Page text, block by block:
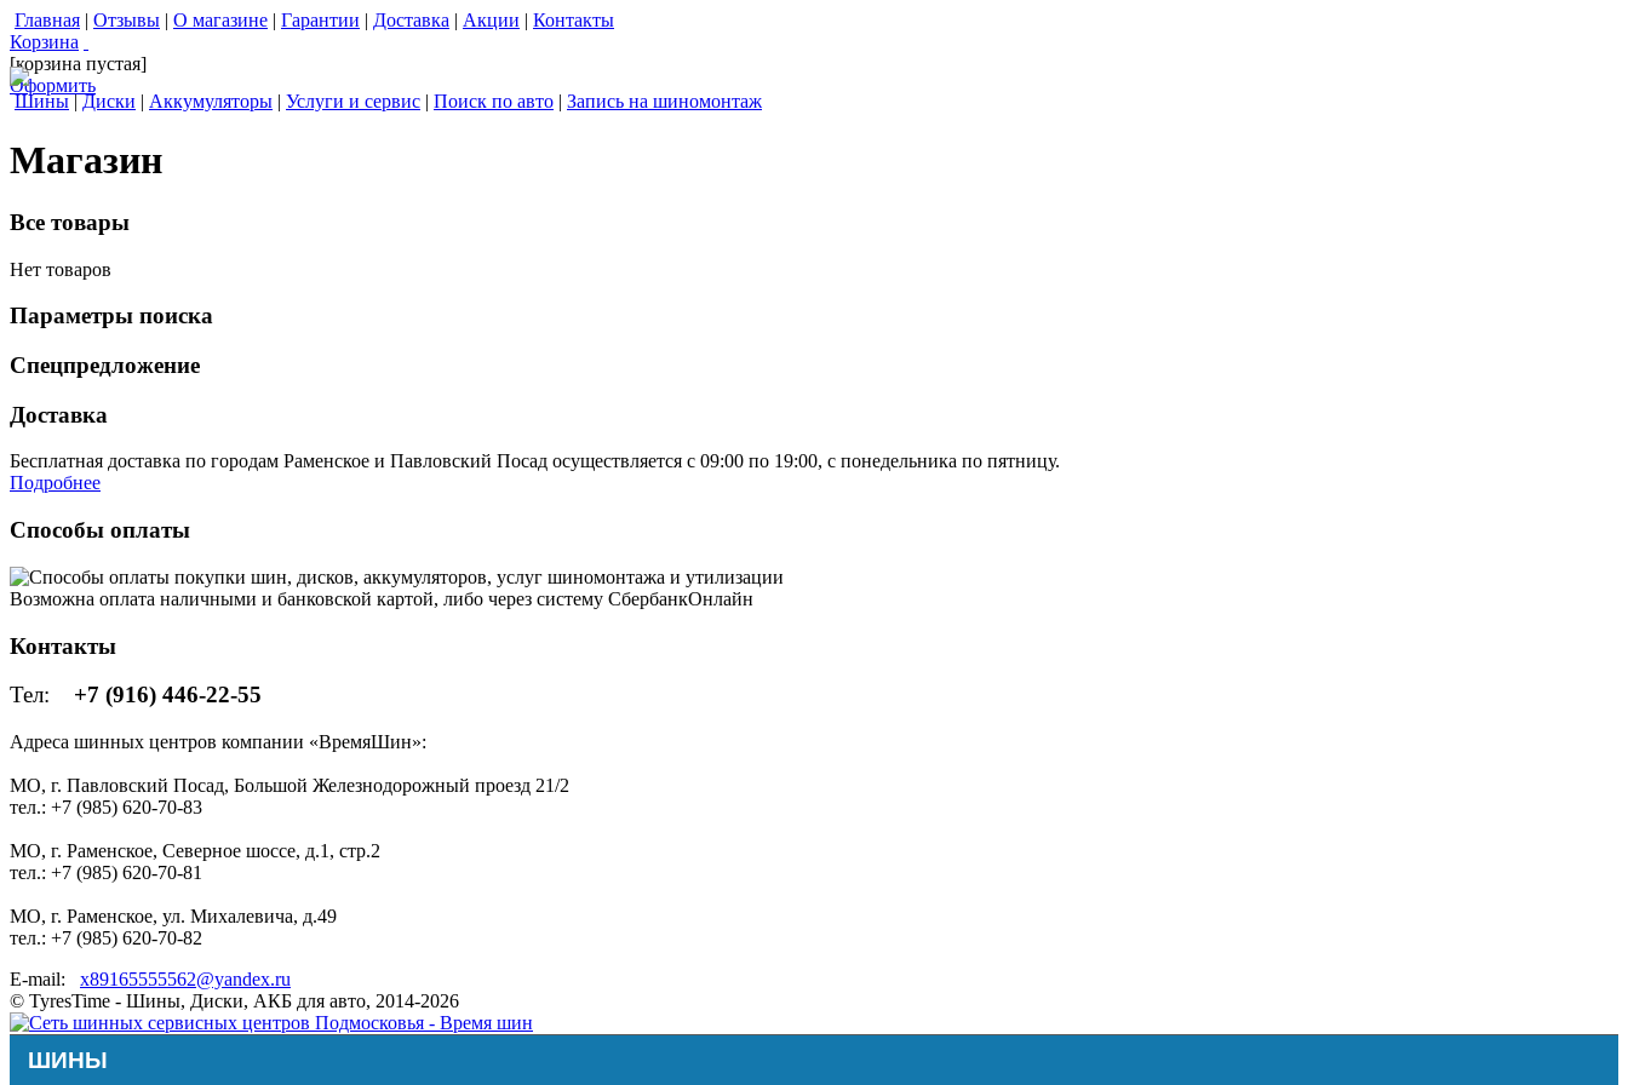
Главная | Отзывы | О магазине | Гарантии | Доставка | Акции | Контакты
Корзина
[корзина пустая]
Оформить
Шины | Диски | Аккумуляторы | Услуги и сервис | Поиск по авто | Запись на шиномонтаж
Магазин
Все товары
Нет товаров
Параметры поиска
Спецпредложение
Доставка
Бесплатная доставка по городам Раменское и Павловский Посад осуществляется с 09:00 по 19:00, с понедельника по пятницу.
Подробнее
Способы оплаты
Возможна оплата наличными и банковской картой, либо через систему СбербанкОнлайн
Контакты
Тел: +7 (916) 446-22-55
Адреса шинных центров компании «ВремяШин»:
МО, г. Павловский Посад, Большой Железнодорожный проезд 21/2
тел.: +7 (985) 620-70-83
МО, г. Раменское, Северное шоссе, д.1, стр.2
тел.: +7 (985) 620-70-81
МО, г. Раменское, ул. Михалевича, д.49
тел.: +7 (985) 620-70-82
E-mail: x89165555562@yandex.ru
© TyresTime - Шины, Диски, АКБ для авто, 2014-2026
ШИНЫ